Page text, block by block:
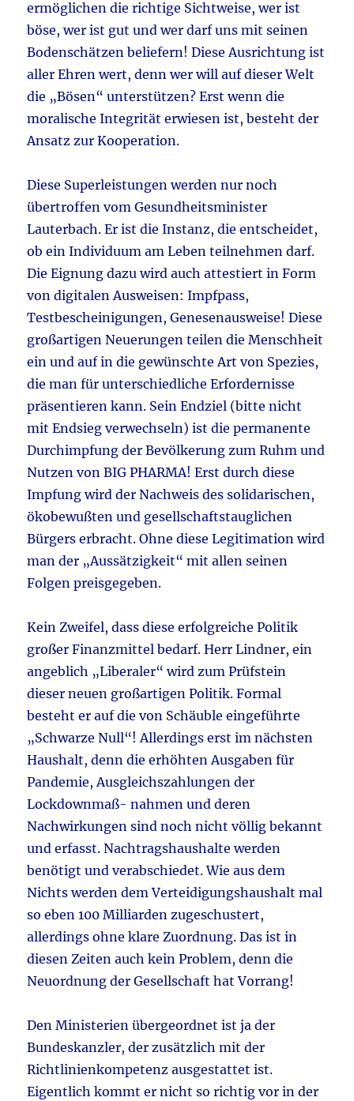
ermöglichen die richtige Sichtweise, wer ist
böse, wer ist gut und wer darf uns mit seinen
Bodenschätzen beliefern! Diese Ausrichtung ist
aller Ehren wert, denn wer will auf dieser Welt
die „Bösen“ unterstützen? Erst wenn die
moralische Integrität erwiesen ist, besteht der
Ansatz zur Kooperation.
Diese Superleistungen werden nur noch
übertroffen vom Gesundheitsminister
Lauterbach. Er ist die Instanz, die entscheidet,
ob ein Individuum am Leben teilnehmen darf.
Die Eignung dazu wird auch attestiert in Form
von digitalen Ausweisen: Impfpass,
Testbescheinigungen, Genesenausweise! Diese
großartigen Neuerungen teilen die Menschheit
ein und auf in die gewünschte Art von Spezies,
die man für unterschiedliche Erfordernisse
präsentieren kann. Sein Endziel (bitte nicht
mit Endsieg verwechseln) ist die permanente
Durchimpfung der Bevölkerung zum Ruhm und
Nutzen von BIG PHARMA! Erst durch diese
Impfung wird der Nachweis des solidarischen,
ökobewußten und gesellschaftstauglichen
Bürgers erbracht. Ohne diese Legitimation wird
man der „Aussätzigkeit“ mit allen seinen
Folgen preisgegeben.
Kein Zweifel, dass diese erfolgreiche Politik
großer Finanzmittel bedarf. Herr Lindner, ein
angeblich „Liberaler“ wird zum Prüfstein
dieser neuen großartigen Politik. Formal
besteht er auf die von Schäuble eingeführte
„Schwarze Null“! Allerdings erst im nächsten
Haushalt, denn die erhöhten Ausgaben für
Pandemie, Ausgleichszahlungen der
Lockdownmaß- nahmen und deren
Nachwirkungen sind noch nicht völlig bekannt
und erfasst. Nachtragshaushalte werden
benötigt und verabschiedet. Wie aus dem
Nichts werden dem Verteidigungshaushalt mal
so eben 100 Milliarden zugeschustert,
allerdings ohne klare Zuordnung. Das ist in
diesen Zeiten auch kein Problem, denn die
Neuordnung der Gesellschaft hat Vorrang!
Den Ministerien übergeordnet ist ja der
Bundeskanzler, der zusätzlich mit der
Richtlinienkompetenz ausgestattet ist.
Eigentlich kommt er nicht so richtig vor in der